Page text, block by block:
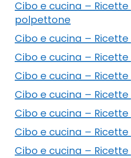
Cibo e cucina –
polpettone
Cibo e cucina –
Cibo e cucina –
Cibo e cucina –
Cibo e cucina –
Cibo e cucina –
Cibo e cucina –
Cibo e cucina –